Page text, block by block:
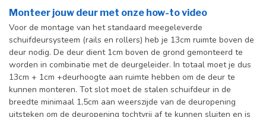
Incl. deurgreep
Incl. systeem
Monteer jouw deur met onze how-to video
Voor de montage van het standaard meegeleverde
schuifdeursysteem (rails en rollers) heb je 13cm ruimte boven de
deur nodig. De deur dient 1cm boven de grond gemonteerd te
worden in combinatie met de deurgeleider. In totaal moet je dus
13cm + 1cm +deurhoogte aan ruimte hebben om de deur te
kunnen monteren. Tot slot moet de stalen schuifdeur in de
breedte minimaal 1,5cm aan weerszijde van de deuropening
uitsteken om de deuropening tochtvrij af te kunnen sluiten en is